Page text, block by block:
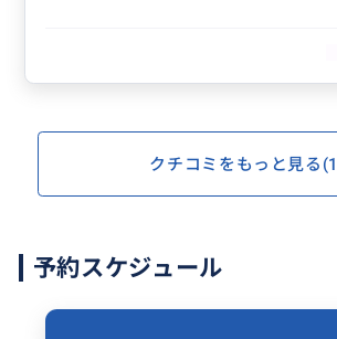
クチコミをもっと見る
予約スケジュール